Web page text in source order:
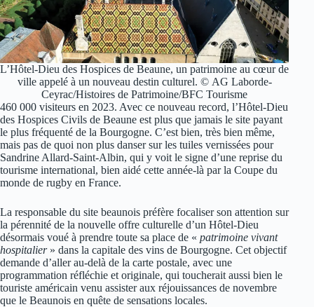
L’Hôtel-Dieu des Hospices de Beaune, un patrimoine au cœur de
ville appelé à un nouveau destin culturel. © AG Laborde-
Ceyrac/Histoires de Patrimoine/BFC Tourisme
460 000 visiteurs en 2023. Avec ce nouveau record, l’Hôtel-Dieu
des Hospices Civils de Beaune est plus que jamais le site payant
le plus fréquenté de la Bourgogne. C’est bien, très bien même,
mais pas de quoi non plus danser sur les tuiles vernissées pour
Sandrine Allard-Saint-Albin, qui y voit le signe d’une reprise du
tourisme international, bien aidé cette année-là par la Coupe du
monde de rugby en France.
La responsable du site beaunois préfère focaliser son attention sur
la pérennité de la nouvelle offre culturelle d’un Hôtel-Dieu
désormais voué à prendre toute sa place de « patrimoine vivant
hospitalier» dans la capitale des vins de Bourgogne. Cet objectif
demande d’aller au-delà de la carte postale, avec une
programmation réfléchie et originale, qui toucherait aussi bien le
touriste américain venu assister aux réjouissances de novembre
que le Beaunois en quête de sensations locales.